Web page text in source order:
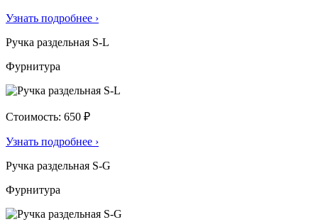
Узнать подробнее ›
Ручка раздельная S-L
Фурнитура
Стоимость: 650 ₽
Узнать подробнее ›
Ручка раздельная S-G
Фурнитура